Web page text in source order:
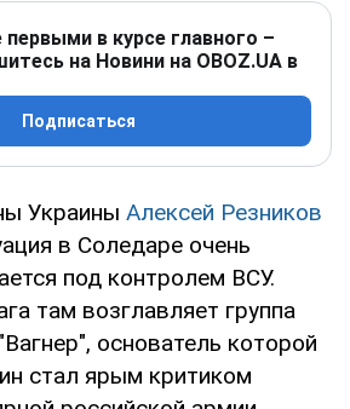
первыми в курсе главного –
на Новини на OBOZ.UA в
Подписаться
Украины Алексей Резников
в Соледаре очень
под контролем ВСУ.
там возглавляет группа
основатель которой
стал ярым критиком